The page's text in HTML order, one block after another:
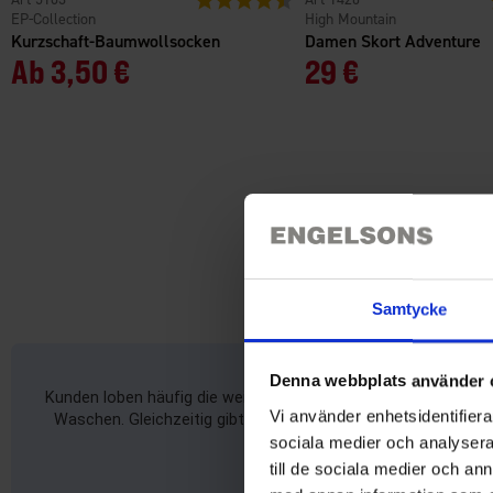
Samtycke
Denna webbplats använder
Vi använder
sociala medier och
till de sociala medier och
Kurzschaft-Baumwollsocken
EP-Collection
Ab3,50 €
Damen Skort Adventure
High Mountain
29 €
Kunden loben häufig die weichen, bequemen Socken mit
Waschen. Gleichzeitig gibt es immer wieder Kritikpunkte